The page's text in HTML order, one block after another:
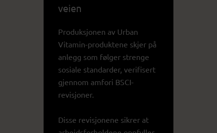
veien
Produksjonen av Urban
Vitamin-produktene skjer på
anlegg som følger strenge
sosiale standarder, verifisert
gjennom amfori BSCI-
revisjoner.
Disse revisjonene sikrer at